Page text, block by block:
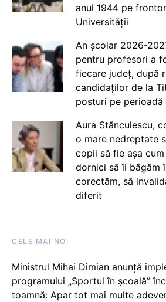
anul 1944 pe
Universității
An școlar 2026-
pentru profesori a
fiecare județ, după
candidaților de la
posturi pe perioadă
Aura Stănculescu,
o mare nedreptate
copii să fie așa
dornici să îi băgăm
corectăm, să
diferit
CELE MAI NOI
Ministrul Mihai Dimian anunță
programului „Sportul în școală”
toamnă: Apar tot mai multe